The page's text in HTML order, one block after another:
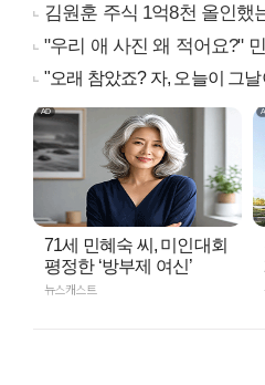
김원훈 주식 1억8천 올인
"우리 애 사진 왜 적어요?"
"오래 참았죠? 자, 오늘이 그날
71세 민혜숙 씨, 미인대회
평정한 ‘방부제 여신’
뉴스캐스트